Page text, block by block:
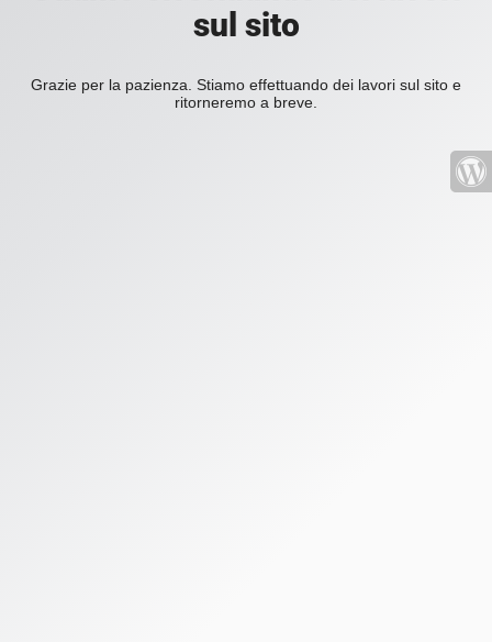
sul sito
Grazie per la pazienza. Stiamo effettuando dei lavori sul sito e
ritorneremo a breve.